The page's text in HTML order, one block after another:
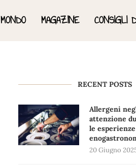
MONDO MAGAZINE CONSIGLI
RECENT POSTS
Allergeni
attenzione
le esperienze
20 Giugno